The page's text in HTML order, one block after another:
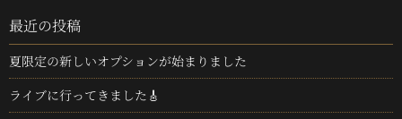
最近の投稿
夏限定の新しいオプションが始まりました
ライブに行ってきました🎸